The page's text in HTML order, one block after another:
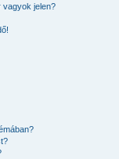
vagyok jelen?